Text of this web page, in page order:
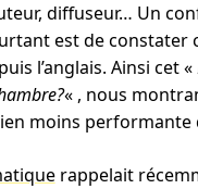
diffuseur… Un
est de
l’anglais. Ainsi cet «
« , nous
moins performante
rappelait